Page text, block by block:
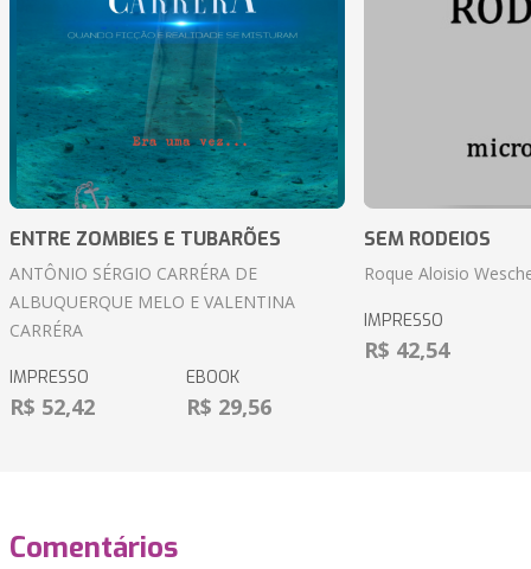
ENTRE ZOMBIES E TUBARÕES
ANTÔNIO SÉRGIO CARRÉRA DE
ALBUQUERQUE MELO E VALENTINA
CARRÉRA
IMPRESSO
R$ 52,42
EBOOK
R$ 29,56
SEM RODEIOS
Roque Aloisio
IMPRESSO
R$ 42,54
Comentários